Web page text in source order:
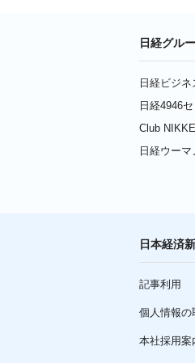
日経グル
日経ビジ
日経4946
Club
日経ウー
日本経済
記事利用
個人情報の
本社採用案